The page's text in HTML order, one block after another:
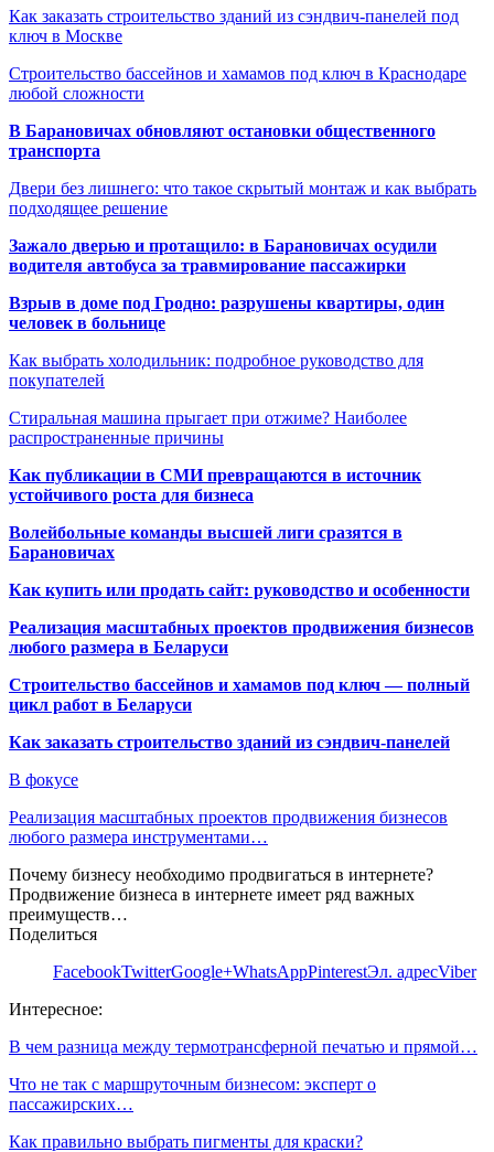
Как заказать строительство зданий из сэндвич-панелей под
ключ в Москве
Строительство бассейнов и хамамов под ключ в Краснодаре
любой сложности
В Барановичах обновляют остановки общественного
транспорта
Двери без лишнего: что такое скрытый монтаж и как выбрать
подходящее решение
Зажало дверью и протащило: в Барановичах осудили
водителя автобуса за травмирование пассажирки
Взрыв в доме под Гродно: разрушены квартиры, один
человек в больнице
Как выбрать холодильник: подробное руководство для
покупателей
Стиральная машина прыгает при отжиме? Наиболее
распространенные причины
Как публикации в СМИ превращаются в источник
устойчивого роста для бизнеса
Волейбольные команды высшей лиги сразятся в
Барановичах
Как купить или продать сайт: руководство и особенности
Реализация масштабных проектов продвижения бизнесов
любого размера в Беларуси
Строительство бассейнов и хамамов под ключ — полный
цикл работ в Беларуси
Как заказать строительство зданий из сэндвич-панелей
В фокусе
Реализация масштабных проектов продвижения бизнесов
любого размера инструментами…
Почему бизнесу необходимо продвигаться в интернете?
Продвижение бизнеса в интернете имеет ряд важных
преимуществ…
Поделиться
FacebookTwitterGoogle+WhatsAppPinterestЭл. адресViber
Интересное:
В чем разница между термотрансферной печатью и прямой…
Что не так с маршруточным бизнесом: эксперт о
пассажирских…
Как правильно выбрать пигменты для краски?